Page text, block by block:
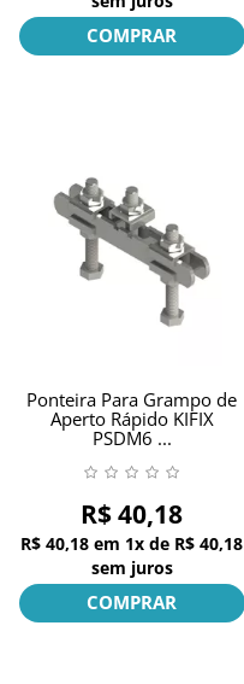
COMPRAR
Ponteira Para Grampo de
Aperto Rápido KIFIX
PSDM6 ...
R$ 40,18
R$ 40,18 em 1x de R$ 40,18
sem juros
COMPRAR